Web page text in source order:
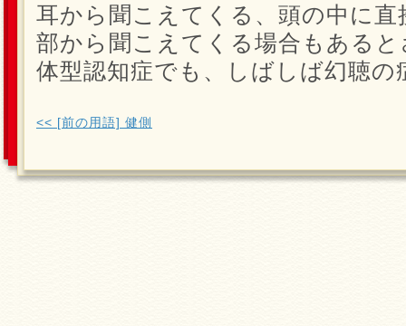
耳から聞こえてくる、頭の中に
部から聞こえてくる場合もある
体型認知症でも、しばしば幻聴の
<< [前の用語] 健側